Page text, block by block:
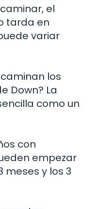
el
tarda en
variar
los
Down? La
como un
con
empezar
meses y los 3